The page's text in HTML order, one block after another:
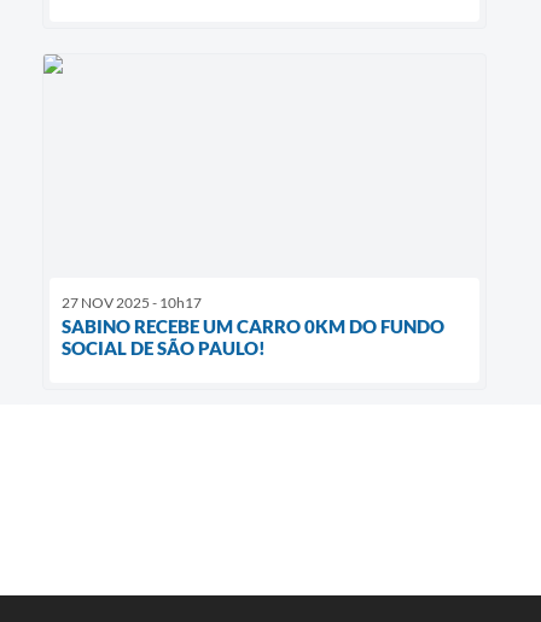
27 NOV 2025 - 10h17
SABINO RECEBE UM CARRO 0KM DO FUNDO
SOCIAL DE SÃO PAULO!